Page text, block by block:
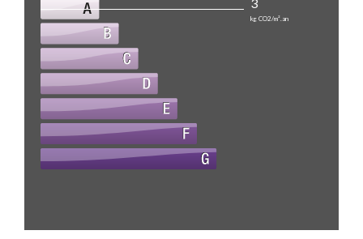
kg CO2/m².an